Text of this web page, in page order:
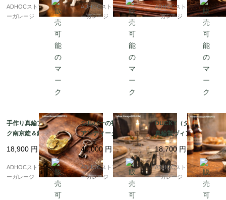
ADHOCストア・イエロ
ーガレージ
ADHOCストア・イエロ
ーガレージ
ADHOCストア・イエロ
ーガレージ
手作り真鍮アンティー
ク南京錠＆鍵セット
（4.5cm）– 時代を感
じる重厚な鍵
18,900 円
ADHOCストア・イエロ
ーガレージ
シルバーの袴をまとう
アンティークグラス 4
客セット（高さ8cm）
40,000 円
ADHOCストア・イエロ
ーガレージ
DUCKY（ダッキー）
真鍮製ヴィンテージ・
ボトルオープナー｜KI
RBY, BEARD & Co. パ
リ
18,700 円
ADHOCストア・イエロ
ーガレージ